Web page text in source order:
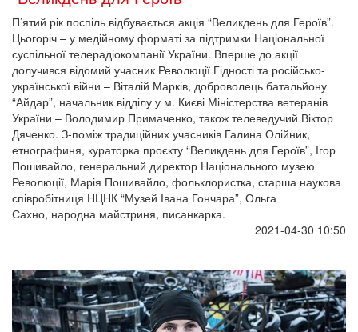
П’ятий рік поспіль відбувається акція “Великдень для Героїв”.
Цьогоріч – у медійному форматі за підтримки Національної
суспільної телерадіокомпанії України. Вперше до акції
долучився відомий учасник Революції Гідності та російсько-
української війни – Віталій Марків, доброволець батальйону
“Айдар”, начальник відділу у м. Києві Міністерства ветеранів
України – Володимир Примаченко, також телеведучий Віктор
Дяченко. З-поміж традиційних учасників Галина Олійник,
етнографиня, кураторка проєкту “Великдень для Героїв”, Ігор
Пошивайло, генеральний директор Національного музею
Революції, Марія Пошивайло, фольклористка, старша наукова
співробітниця НЦНК “Музей Івана Гончара”, Ольга
Сахно, народна майстриня, писанкарка.
2021-04-30 10:50